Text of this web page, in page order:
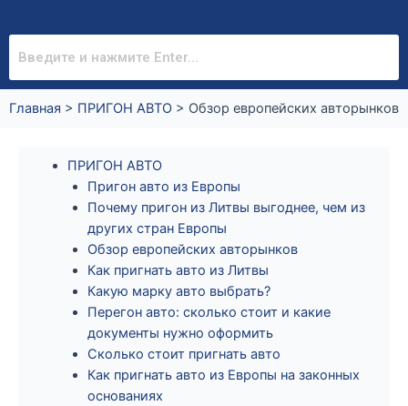
Главная > ПРИГОН АВТО > Обзор европейских авторынков
ПРИГОН АВТО
Пригон авто из Европы
Почему пригон из Литвы выгоднее, чем из
других стран Европы
Обзор европейских авторынков
Как пригнать авто из Литвы
Какую марку авто выбрать?
Перегон авто: сколько стоит и какие
документы нужно оформить
Сколько стоит пригнать авто
Как пригнать авто из Европы на законных
основаниях